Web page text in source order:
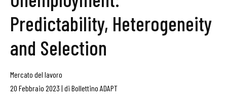
Predictability, Heterogeneity
and Selection
Mercato del lavoro
20 Febbraio 2023 | di Bollettino ADAPT